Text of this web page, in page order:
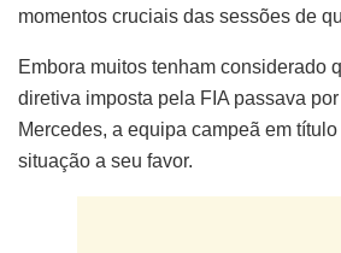
momentos cruciais das sessões de
Embora muitos tenham considerado
diretiva imposta pela FIA passava
Mercedes, a equipa campeã em
situação a seu favor.